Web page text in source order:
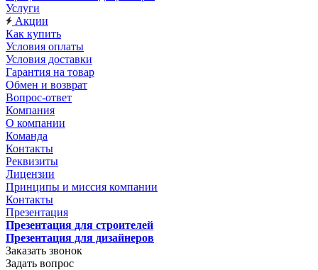
Услуги
Акции
Как купить
Условия оплаты
Условия доставки
Гарантия на товар
Обмен и возврат
Вопрос-ответ
Компания
О компании
Команда
Контакты
Реквизиты
Лицензии
Принципы и миссия компании
Контакты
Презентация
Презентация для строителей
Презентация для дизайнеров
Заказать звонок
Задать вопрос